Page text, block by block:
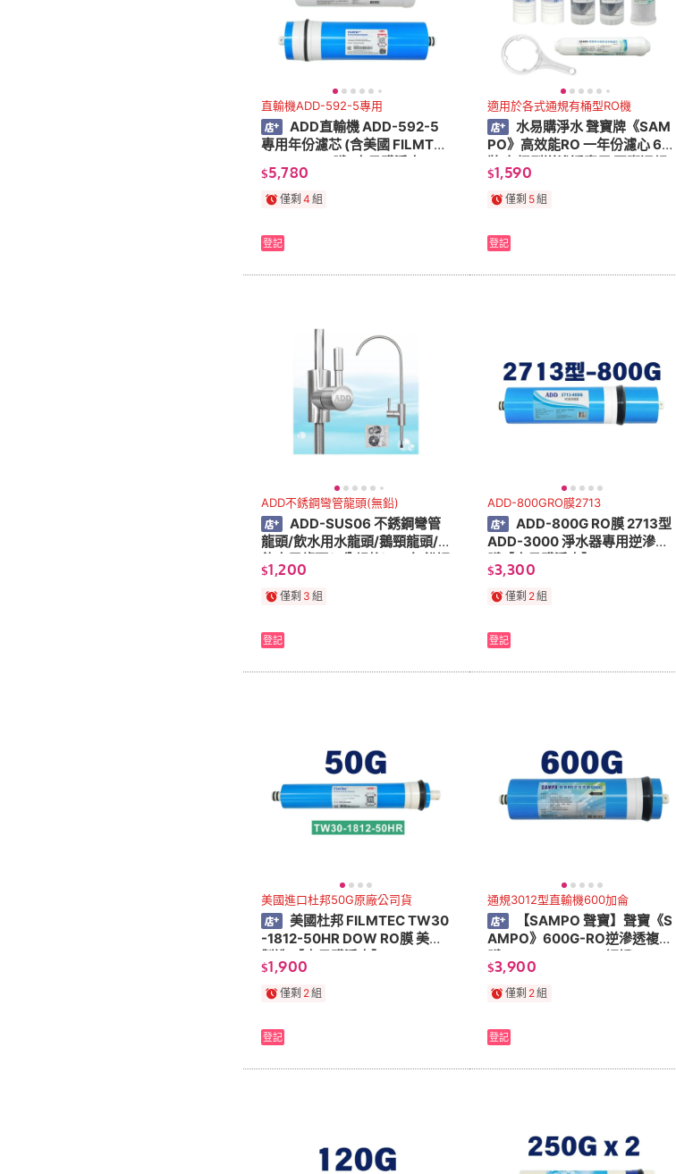
直輸機ADD-592-5專用
ADD直輸機 ADD-592-5
專用年份濾芯 (含美國 FILMTE
C 500G RO膜) 水易購淨水
$5,780
僅剩 4 組
登記
適用於各式通規有桶型RO機
水易購淨水 聲寶牌《SAM
PO》高效能RO 一年份濾心 6支
裝 有桶型逆滲透專用 國際通規
$1,590
僅剩 5組
登記
ADD不銹鋼彎管龍頭(無鉛)
ADD-SUS06 不銹鋼彎管
龍頭/飲水用水龍頭/鵝頸龍頭/
飲水用龍頭(2分規格)-LF無鉛認
證 水易購淨水
$1,200
僅剩 3 組
登記
ADD-800GRO膜2713
ADD-800G RO膜 2713型
ADD-3000 淨水器專用逆滲透
膜【水易購淨水】
$3,300
僅剩 2組
登記
美國進口杜邦50G原廠公司貨
美國杜邦 FILMTEC TW30
-1812-50HR DOW RO膜 美國
製造 【水易購淨水】
$1,900
僅剩 2組
登記
通規3012型直輸機600加侖
【SAMPO 聲寶】聲寶《S
AMPO》600G-RO逆滲透複合
膜 ﹝NSF ISO 9001認證﹞NSF
-58認證 台灣製造 【水易購淨
水】
$3,900
僅剩 2組
登記